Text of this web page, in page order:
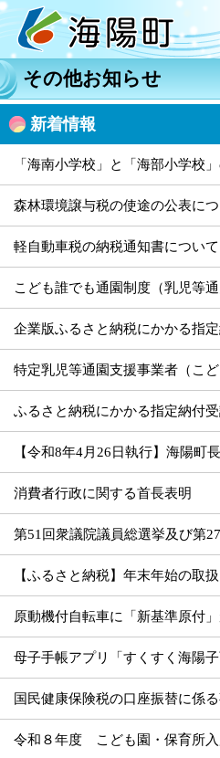
その他お知らせ
新着情報
森林環境譲与税の使途の公表に
軽自動車税の納税通知書について
こども誰でも通園制度（乳児等
ふるさと納税にかかる指定納付
消費者行政に関する首長表明
【ふるさと納税】年末年始の取
原動機付自転車に「新基準原付
令和８年度 こども園・保育所